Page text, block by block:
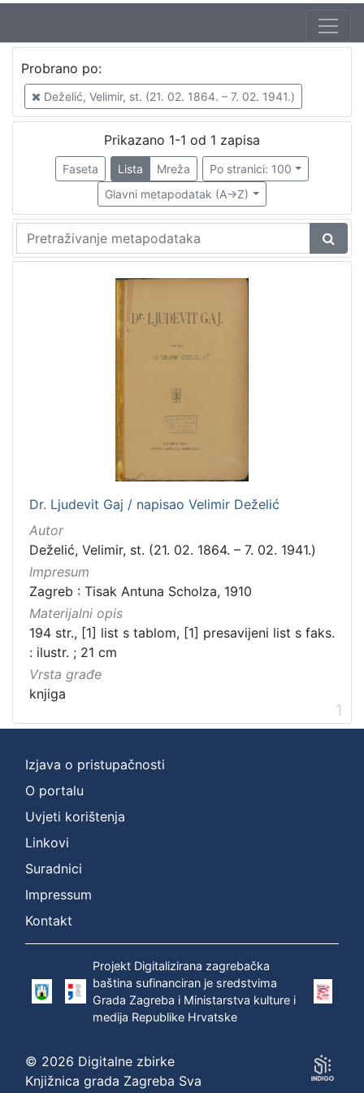
Probrano po:
Deželić, Velimir, st. (21. 02. 1864. – 7. 02. 1941.)
Prikazano 1-1 od 1 zapisa
Faseta Lista Mreža
Po stranici: 100
Glavni metapodatak (A->Z)
Dr. Ljudevit Gaj / napisao Velimir Deželić
Autor
Deželić, Velimir, st. (21. 02. 1864. – 7. 02. 1941.)
Impresum
Zagreb : Tisak Antuna Scholza, 1910
Materijalni opis
194 str., [1] list s tablom, [1] presavijeni list s faks.
: ilustr. ; 21 cm
Vrsta građe
knjiga
1
Izjava o pristupačnosti
O portalu
Uvjeti korištenja
Linkovi
Suradnici
Impressum
Kontakt
Projekt Digitalizirana zagrebačka
baština sufinanciran je sredstvima
Grada Zagreba i Ministarstva kulture i
medija Republike Hrvatske
© 2026 Digitalne zbirke
Knjižnica grada Zagreba Sva